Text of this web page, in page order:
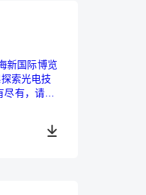
新国际博览
索光电技
有，请您